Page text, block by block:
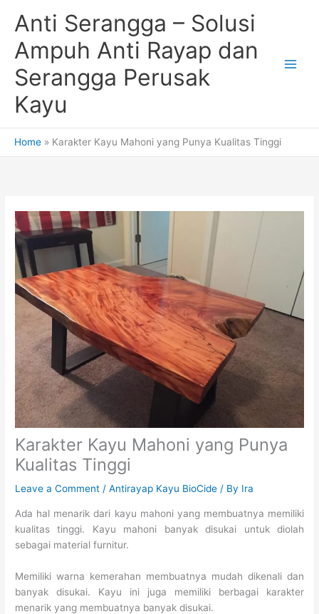
Anti Serangga – Solusi
Ampuh Anti Rayap dan
Serangga Perusak
Kayu
Home Karakter Kayu Mahoni yang Punya Kualitas Tinggi
Karakter Kayu Mahoni yang Punya
Kualitas Tinggi
Leave a Comment /Antirayap Kayu BioCide / By Ira
Ada hal menarik dari kayu mahoni yang membuatnya memiliki
kualitas tinggi. Kayu mahoni banyak disukai untuk diolah
sebagai material furnitur.
Memiliki warna kemerahan membuatnya mudah dikenali dan
banyak disukai. Kayu ini juga memiliki berbagai karakter
menarik yang membuatnya banyak disukai.